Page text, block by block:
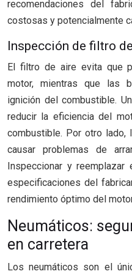
recomendaciones del
costosas y potencialmente
Inspección de filtro
El filtro de aire evita que
motor, mientras que las
ignición del combustible.
reducir la eficiencia del
combustible. Por otro lado,
causar problemas de
Inspeccionar y
especificaciones del
rendimiento óptimo del
Neumáticos:
en carretera
Los neumáticos son el